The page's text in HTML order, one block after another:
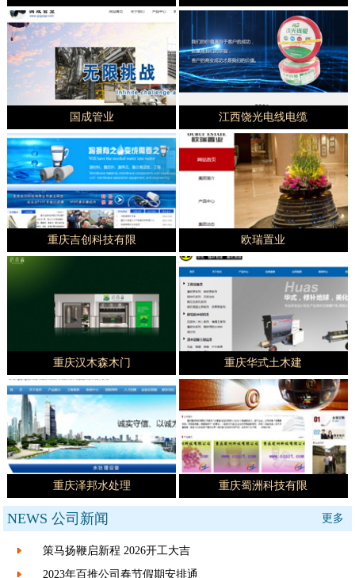
国成管业 江西饶光电线电缆
重庆吉创科技有限 欧瑞置业
重庆汉木森木门 重庆华式土木建
重庆泽邦水处理 重庆蜀洲科技有限
NEWS 公司新闻 更多
策马扬鞭启新程 2026开工大吉
2023年百推公司春节假期安排通